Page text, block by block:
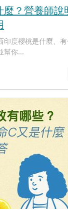
麼？營養師說
印度櫻桃是什麼、
幫你...